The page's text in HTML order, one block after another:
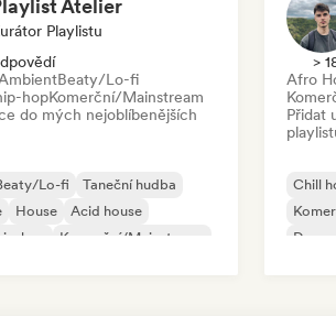
Atelier
Playlistu
Beaty/Lo-fi
hopKomerční/Mainstream
do mých nejoblíbenějších
Lo-fi
Taneční hudba
House
Acid house
hop
Komerční/Mainstream
>
Afro
Přidat
Chill
Dance